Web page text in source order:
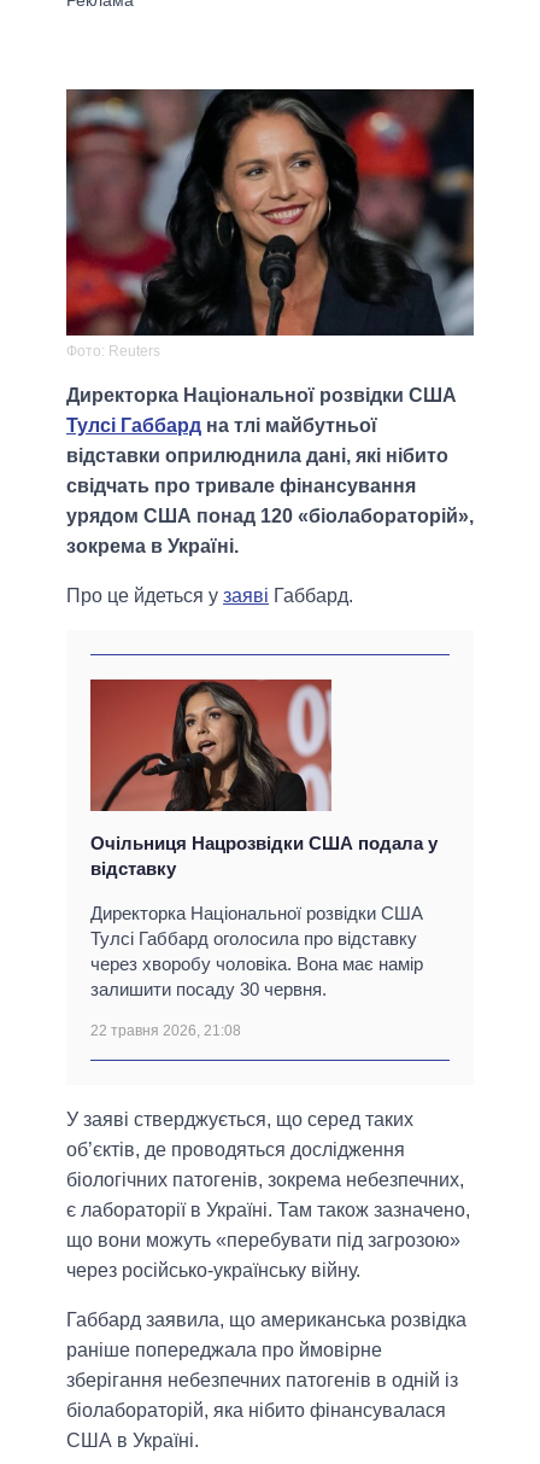
Фото: Reuters
Директорка Національної розвідки США
Тулсі Габбард на тлі майбутньої
відставки оприлюднила дані, які нібито
свідчать про тривале фінансування
урядом США понад 120 «біолабораторій»,
зокрема в Україні.
Про це йдеться у заяві Габбард.
Очільниця Нацрозвідки США подала у
відставку
Директорка Національної розвідки США
Тулсі Габбард оголосила про відставку
через хворобу чоловіка. Вона має намір
залишити посаду 30 червня.
22 травня 2026, 21:08
У заяві стверджується, що серед таких
об’єктів, де проводяться дослідження
біологічних патогенів, зокрема небезпечних,
є лабораторії в Україні. Там також зазначено,
що вони можуть «перебувати під загрозою»
через російсько-українську війну.
Габбард заявила, що американська розвідка
раніше попереджала про ймовірне
зберігання небезпечних патогенів в одній із
біолабораторій, яка нібито фінансувалася
США в Україні.